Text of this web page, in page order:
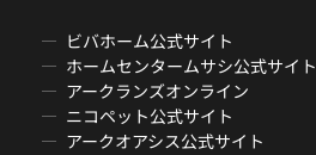
ビバホーム公式サイト
ホームセンタームサシ公式サイト
アークランズオンライン
ニコペット公式サイト
アークオアシス公式サイト